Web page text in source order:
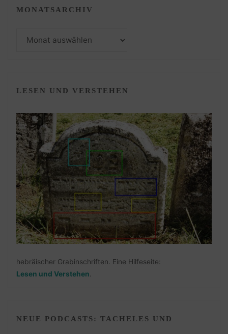
MONATSARCHIV
LESEN UND VERSTEHEN
hebräischer Grabinschriften. Eine Hilfeseite:
Lesen und Verstehen
NEUE PODCASTS: TACHELES UND